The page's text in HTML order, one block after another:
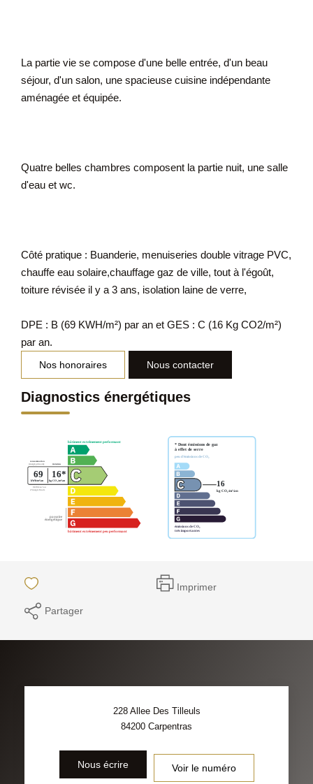
La partie vie se compose d'une belle entrée, d'un beau
séjour, d'un salon, une spacieuse cuisine indépendante
aménagée et équipée.
Quatre belles chambres composent la partie nuit, une salle
d'eau et wc.
Côté pratique : Buanderie, menuiseries double vitrage PVC,
chauffe eau solaire,chauffage gaz de ville, tout à l'égoût,
toiture révisée il y a 3 ans, isolation laine de verre,
DPE : B (69 KWH/m²) par an et GES : C (16 Kg CO2/m²)
par an.
Nos honoraires Nous contacter
Diagnostics énergétiques
Imprimer
Partager
228 Allee Des Tilleuls
84200 Carpentras
Nous écrire Voir le numéro